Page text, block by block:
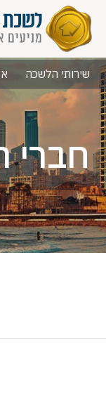
שירותי הלשכה
חברי